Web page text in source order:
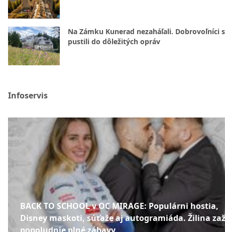
Na Zámku Kunerad nezaháľali. Dobrovoľníci
pustili do dôležitých opráv
Infoservis
BACK TO SCHOOL v OC MIRAGE: Populárni hostia,
Disney maskoti, súťaže aj autogramiáda. Žilina